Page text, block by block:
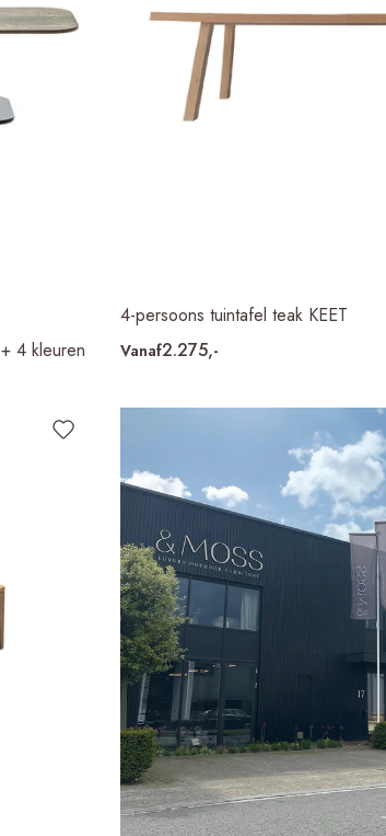
+ 4 kleuren
4-persoons tuintafel teak KEET
Vanaf2.275,-